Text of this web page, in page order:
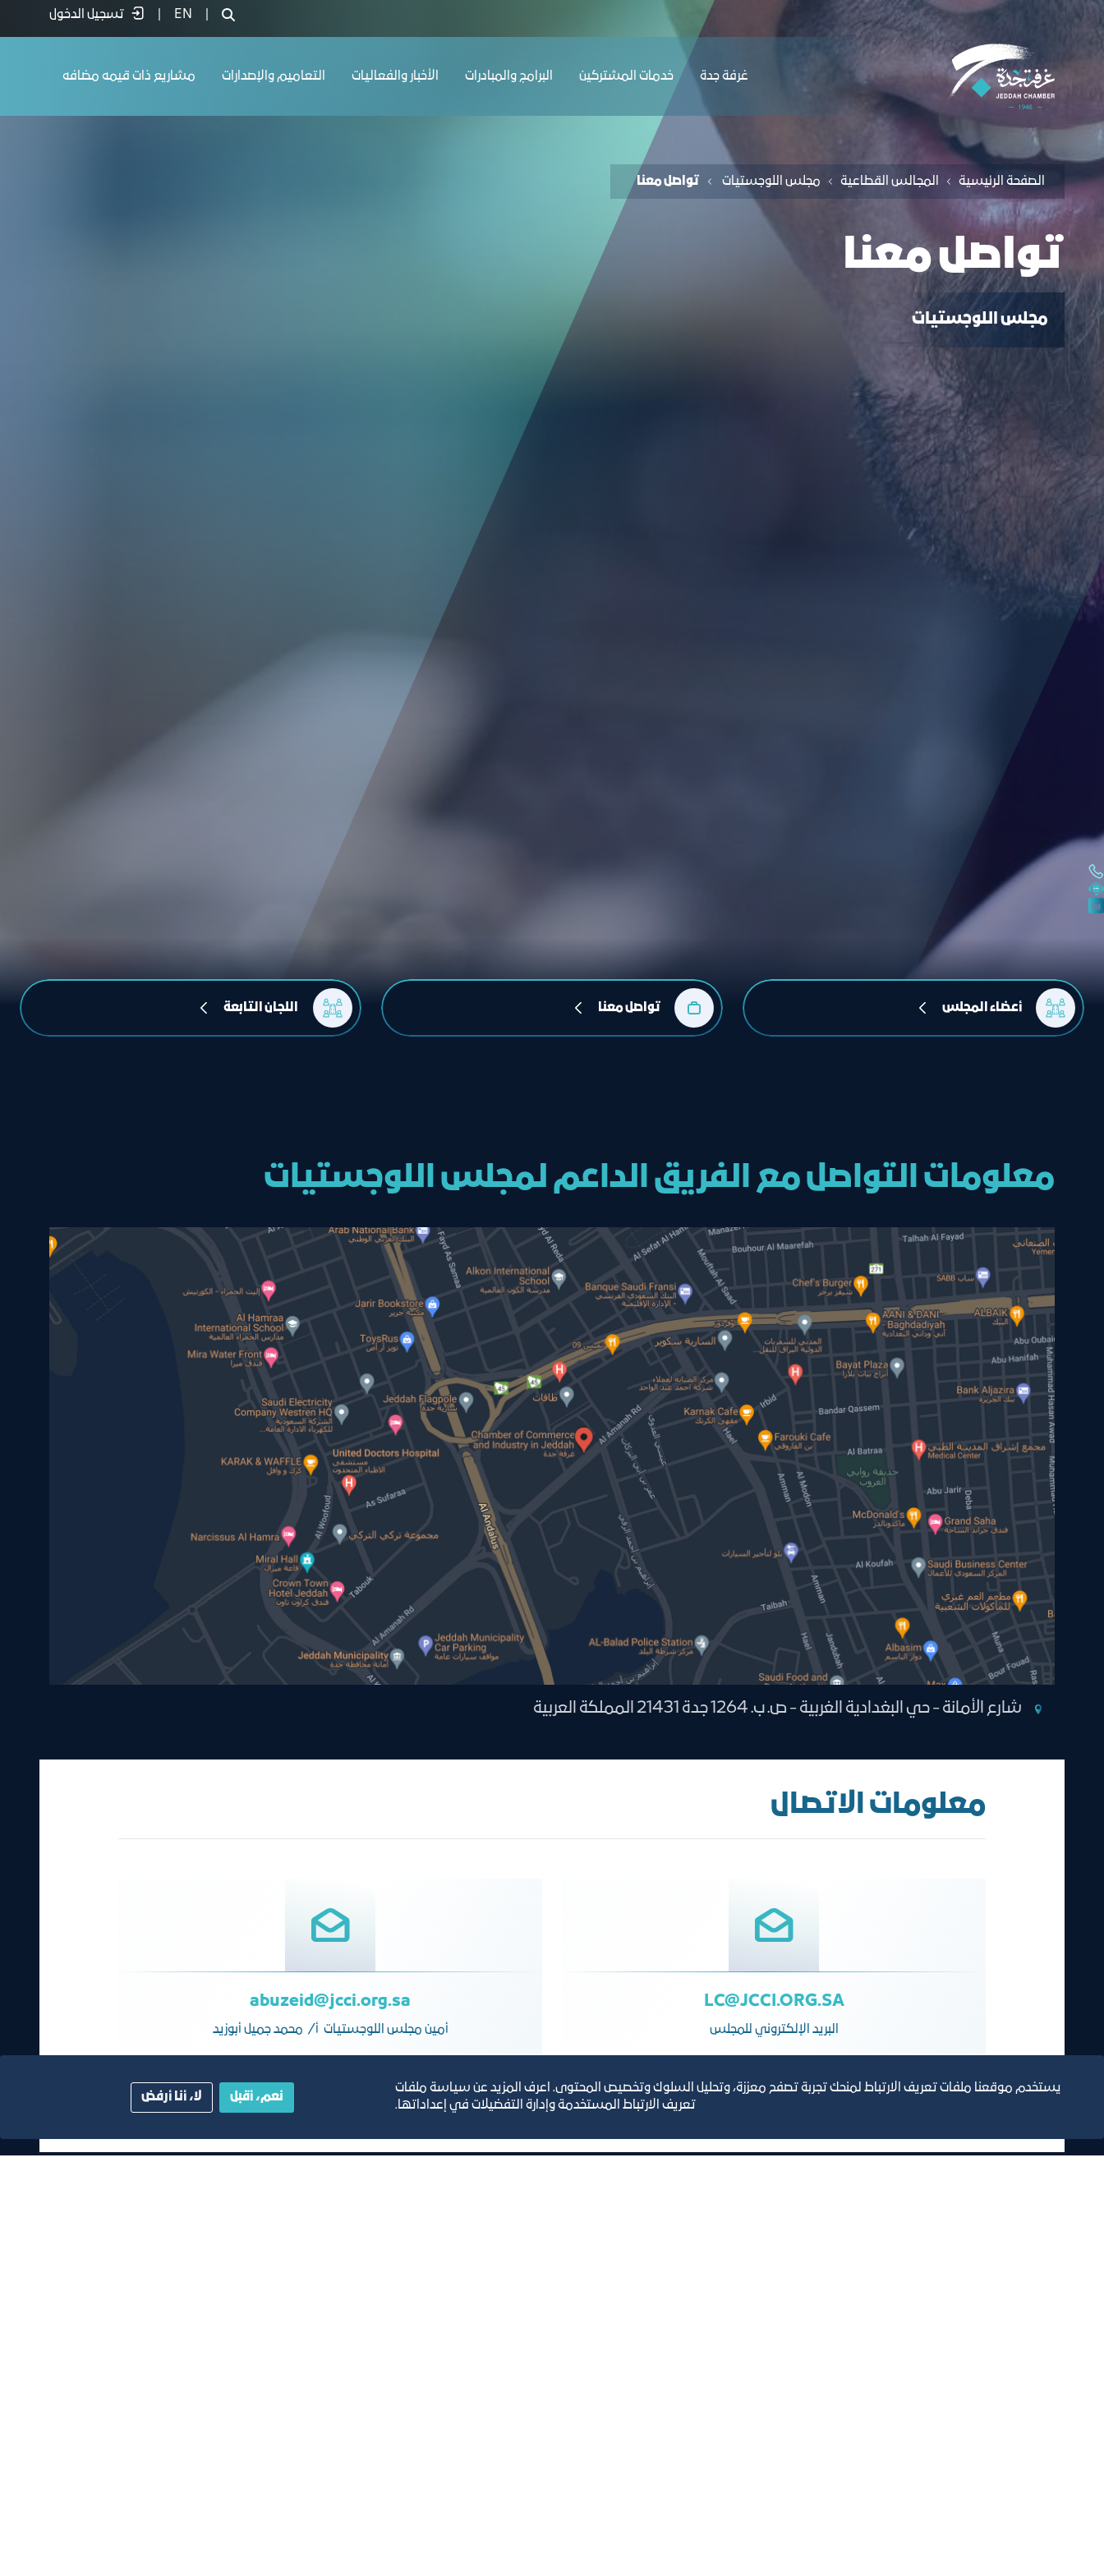
الملاحة
التخطي للمحتوى
تواصل معنا - غرفة جدة EN تسجيل الدخول
ﻏﺮﻓﺔ ﺟﺪة ﺧﺪﻣﺎت المشتركين البرامج والمبادرات الأخبار والفعاليات التعاميم والإصدارات مشاريع ذات قيمه مضافه
الصفحة الرئيسية اﻟﻤﺠﺎﻟﺲ اﻟﻘﻄﺎﻋﯿﺔ مجلس اللوجستيات تواصل معنا
تواصل معنا
مجلس اللوجستيات
أعضاء المجلس تواصل معنا اللجان التابعة
معلومات التواصل مع الفريق الداعم لمجلس اللوجستيات
شارع الأمانة - حي البغدادية الغربية - ص. ب. 1264 جدة 21431 المملكة العربية
معلومات الاتصال
LC@JCCI.ORG.SA
البريد الإلكتروني للمجلس
abuzeid@jcci.org.sa
أمين مجلس اللوجستيات أ/ محمد جميل أبوزيد
يستخدم موقعنا ملفات تعريف الارتباط لمنحك تجربة تصفح معززة، وتحليل السلوك وتخصيص المحتوى. اعرف المزيد عن سياسة ملفات
تعريف الارتباط المستخدمة وإدارة التفضيلات في إعداداتها.
نعم، أقبل لا، أنا أرفض